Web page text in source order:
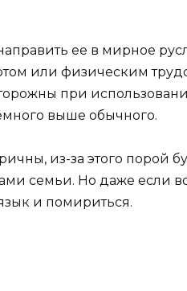
ее в мирное
или физическим
при
выше обычного.
из-за этого порой
семьи. Но даже если
и помириться.